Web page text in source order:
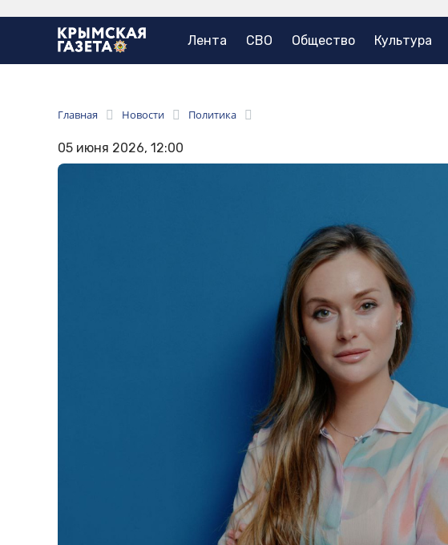
Лента СВО Общество Культура
Главная Новости Политика
05 июня 2026, 12:00